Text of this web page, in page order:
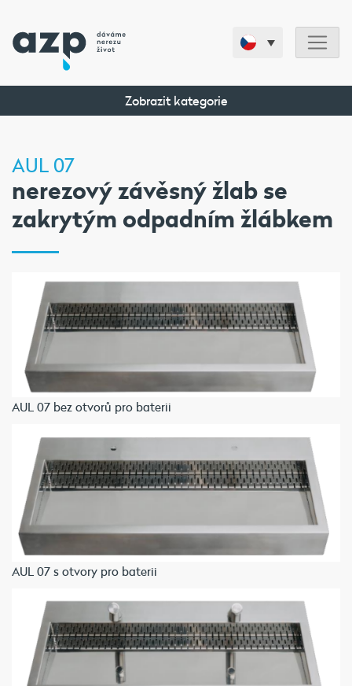
Zobrazit kategorie
AUL 07
nerezový závěsný žlab se
zakrytým odpadním žlábkem
AUL 07 bez otvorů pro baterii
AUL 07 s otvory pro baterii